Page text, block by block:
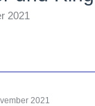
2021
2021